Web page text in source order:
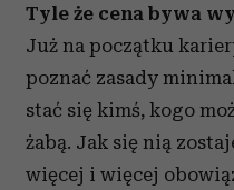
Tyle że cena bywa
Już na początku
poznać zasady
stać się kimś, kogo
żabą. Jak się nią
więcej i więcej